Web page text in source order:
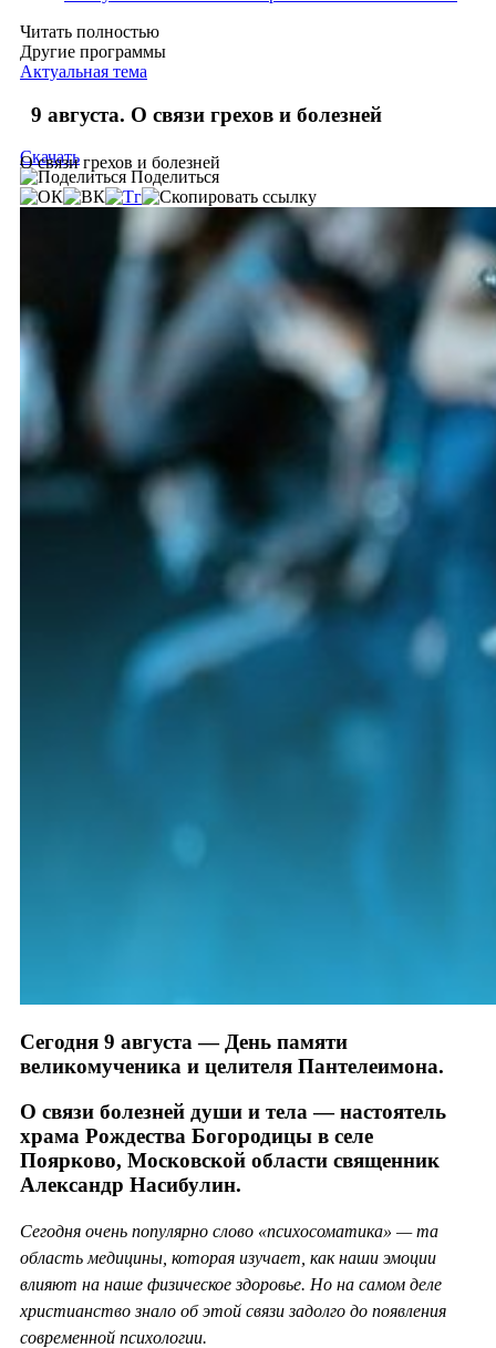
Читать полностью
Другие программы
Актуальная тема
9 августа. О связи грехов и болезней
О связи грехов и болезней
Скачать
Поделиться
Сегодня 9 августа — День памяти
великомученика и целителя Пантелеимона.
О связи болезней души и тела — настоятель
храма Рождества Богородицы в селе
Поярково, Московской области священник
Александр Насибулин.
Сегодня очень популярно слово «психосоматика» — та
область медицины, которая изучает, как наши эмоции
влияют на наше физическое здоровье. Но на самом деле
христианство знало об этой связи задолго до появления
современной психологии.